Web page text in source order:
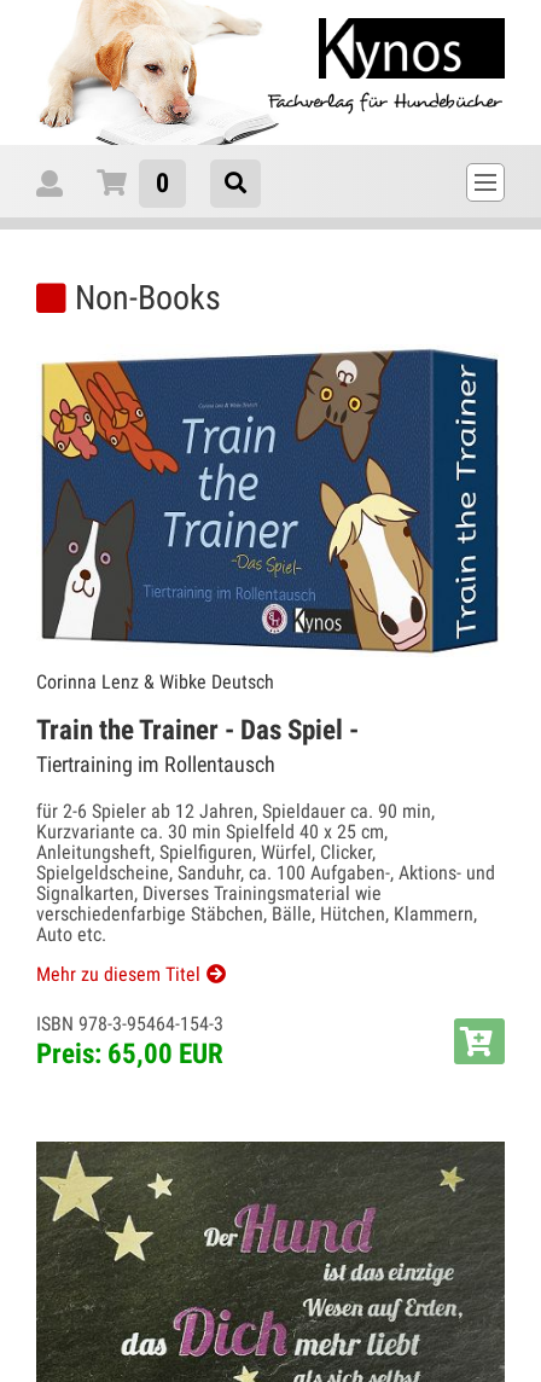
Non-Books
Corinna Lenz & Wibke Deutsch
Train the Trainer - Das Spiel -
Tiertraining im Rollentausch
für 2-6 Spieler ab 12 Jahren, Spieldauer ca. 90 min,
Kurzvariante ca. 30 min Spielfeld 40 x 25 cm,
Anleitungsheft, Spielfiguren, Würfel, Clicker,
Spielgeldscheine, Sanduhr, ca. 100 Aufgaben-, Aktions- und
Signalkarten, Diverses Trainingsmaterial wie
verschiedenfarbige Stäbchen, Bälle, Hütchen, Klammern,
Auto etc.
Mehr zu diesem Titel
ISBN 978-3-95464-154-3
Preis: 65,00 EUR
0